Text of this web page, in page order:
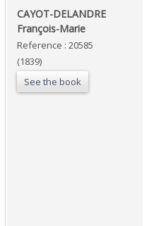
‎CAYOT-DELANDRE
François-Marie ‎
Reference : 20585
(1839)
See the book